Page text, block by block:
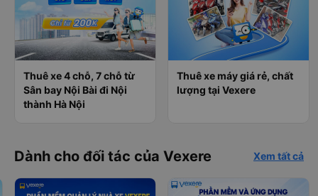
Thuê xe 4 chỗ, 7 chỗ từ
Sân bay Nội Bài đi Nội
thành Hà Nội
Thuê xe máy giá rẻ, chất
lượng tại Vexere
Dành cho đối tác của Vexere Xem tất cả